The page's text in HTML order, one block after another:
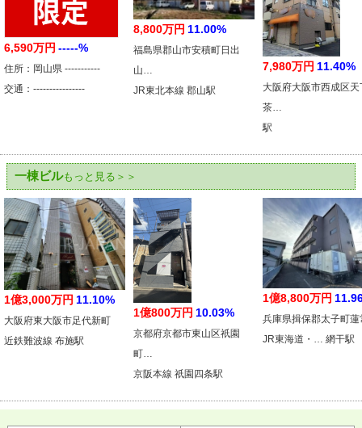
6,590万円 -----%
住所：岡山県 -----------
交通：----------------
8,800万円 11.00%
福島県郡山市安積町日出
山…
JR東北本線 郡山駅
7,980万円 11.40%
大阪府大阪市西成区天
茶…
駅
一棟ビルもっと見る＞＞
1億3,000万円 11.10%
大阪府東大阪市足代新町
近鉄難波線 布施駅
1億800万円 10.03%
京都府京都市東山区祇園
町…
京阪本線 祇園四条駅
1億8,800万円
兵庫県揖保郡太子町蓮
JR東海道・… 網干駅